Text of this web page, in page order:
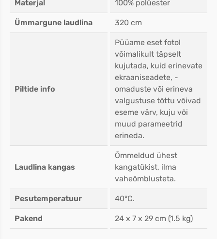
Materjal 100% polüester
Ümmargune laudlina 320 cm
Piltide info
Püüame eset fotol
võimalikult täpselt
kujutada, kuid erinevate
ekraaniseadete, -
omaduste või erineva
valgustuse tõttu võivad
eseme värv, kuju või
muud parameetrid
erineda.
Laudlina kangas
Õmmeldud ühest
kangatükist, ilma
vaheõmblusteta.
Pesutemperatuur 40°C.
Pakend 24 x 7 x 29 cm (1.5 kg)